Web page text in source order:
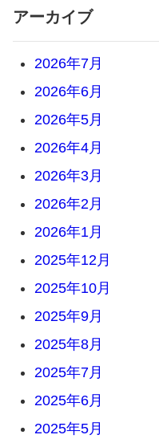
アーカイブ
2026年7月
2026年6月
2026年5月
2026年4月
2026年3月
2026年2月
2026年1月
2025年12月
2025年10月
2025年9月
2025年8月
2025年7月
2025年6月
2025年5月